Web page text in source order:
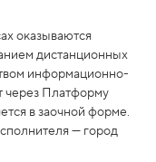
оказываются
дистанционных
информационно-
через Платформу
в заочной форме.
— город